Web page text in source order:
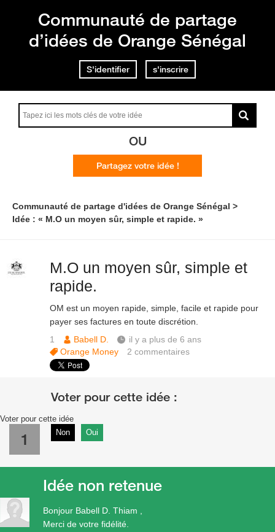
Communauté de partage
d’idées de Orange Sénégal
S'identifier s'inscrire
OU
Partagez votre idée !
Communauté de partage d'idées de Orange Sénégal
Idée : « M.O un moyen sûr, simple et rapide. »
M.O un moyen sûr, simple et
rapide.
OM est un moyen rapide, simple, facile et rapide pour
payer ses factures en toute discrétion.
1
Babell D.
il y a plus de 6 ans
Orange Money
2commentaires
Voter pour cette idée
1 Non Oui
Bonjour Babell D. Thiam ,
Merci de votre fidélité.
Idée non retenue